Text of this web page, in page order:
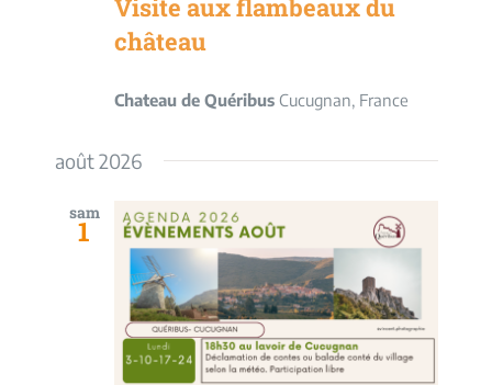
Visite aux flambeaux du
château
Chateau de Quéribus Cucugnan, France
août 2026
sam
1